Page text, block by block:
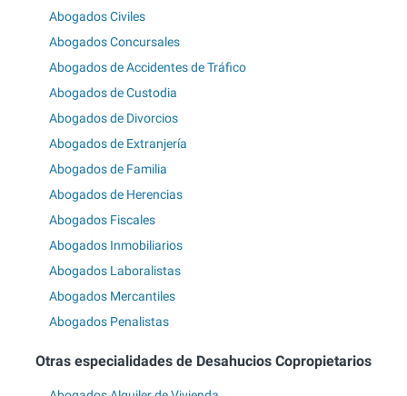
Abogados Civiles
Abogados Concursales
Abogados de Accidentes de Tráfico
Abogados de Custodia
Abogados de Divorcios
Abogados de Extranjería
Abogados de Familia
Abogados de Herencias
Abogados Fiscales
Abogados Inmobiliarios
Abogados Laboralistas
Abogados Mercantiles
Abogados Penalistas
Otras especialidades de Desahucios Copropietarios